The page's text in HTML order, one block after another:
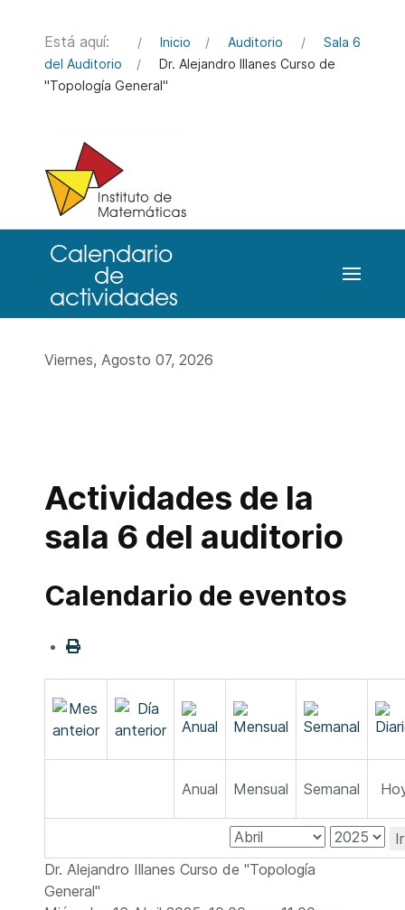
Está aquí: Inicio Auditorio
Sala 6
del Auditorio
Dr. Alejandro Illanes Curso de
"Topología General"
Viernes, Agosto 07, 2026
Actividades de la
sala 6 del auditorio
Calendario de eventos
Anual Mensual Semanal
Dr. Alejandro Illanes Curso de "Topología
General"